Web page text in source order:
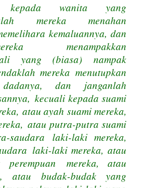
kepada wanita yang
mereka menahan
kemaluannya, dan
menampakkan
yang (biasa) nampak
mereka menutupkan
dan janganlah
kecuali kepada suami
atau ayah suami mereka,
atau putra-putra suami
saudara laki-laki mereka,
laki-laki mereka, atau
perempuan mereka, atau
atau budak-budak
yang